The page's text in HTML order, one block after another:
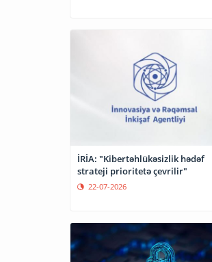
İRİA: "Kibertəhlükəsizlik hədəf
strateji prioritetə çevrilir"
22-07-2026